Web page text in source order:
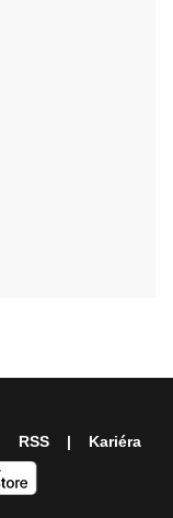
RSS Kariéra